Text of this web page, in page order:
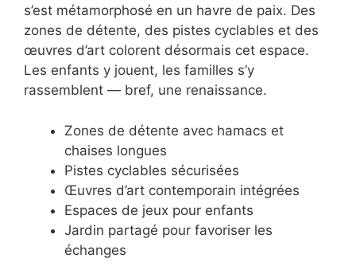
s’est métamorphosé en un havre de paix. Des
zones de détente, des pistes cyclables et des
œuvres d’art colorent désormais cet espace.
Les enfants y jouent, les familles s’y
rassemblent — bref, une renaissance.
Zones de détente avec hamacs et
chaises longues
Pistes cyclables sécurisées
Œuvres d’art contemporain intégrées
Espaces de jeux pour enfants
Jardin partagé pour favoriser les
échanges